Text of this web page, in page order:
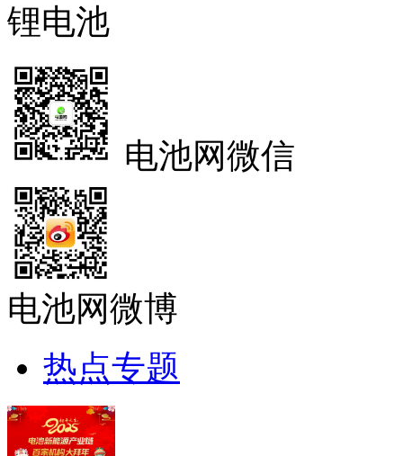
锂电池
电池网微信
电池网微博
热点专题